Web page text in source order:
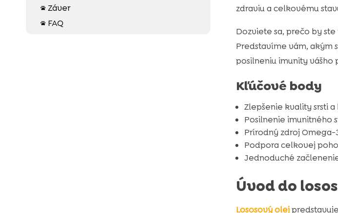
 Záver
 FAQ
zdraviu a celkovému
Dozviete sa, prečo by
Predstavíme vám, akým
posilneniu imunity vášho
Kľúčové body
Zlepšenie kvality srsti a
Posilnenie imunitného
Prírodný zdroj Omega-
Podpora celkovej
Jednoduché
Úvod do
Lososový olej